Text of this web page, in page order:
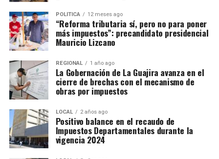
POLÍTICA 12 meses ago
“Reforma tributaria sí, pero no para poner
más impuestos”: precandidato presidencial
Mauricio Lizcano
REGIONAL 1 año ago
La Gobernación de La Guajira avanza en el
cierre de brechas con el mecanismo de
obras por impuestos
LOCAL 2 años ago
Positivo balance en el recaudo de
Impuestos Departamentales durante la
vigencia 2024